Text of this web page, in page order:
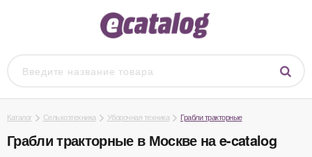
Каталог Сельхозтехника Уборочная техника Грабли тракторные
Грабли тракторные в Москве на e-catalog